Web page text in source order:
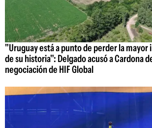
"Uruguay está a punto de perder la mayor
de su historia": Delgado acusó a Cardona
negociación de HIF Global